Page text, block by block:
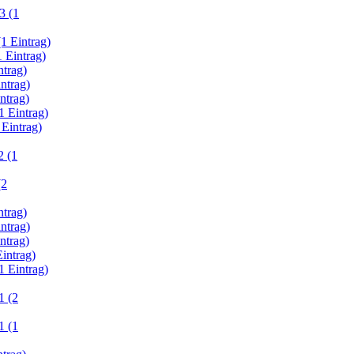
(1
Eintrag)
Eintrag)
Eintrag)
(1
Eintrag)
(2
(1